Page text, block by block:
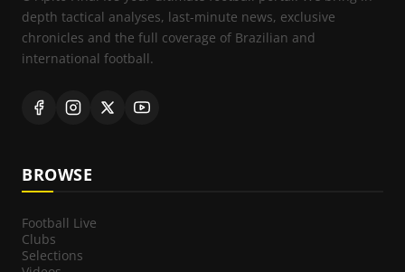
depth tactical analyses, last-minute news, exclusive
chronicles and the full coverage of Brazilian and
international football.
BROWSE
Football Live
Clubs
Selections